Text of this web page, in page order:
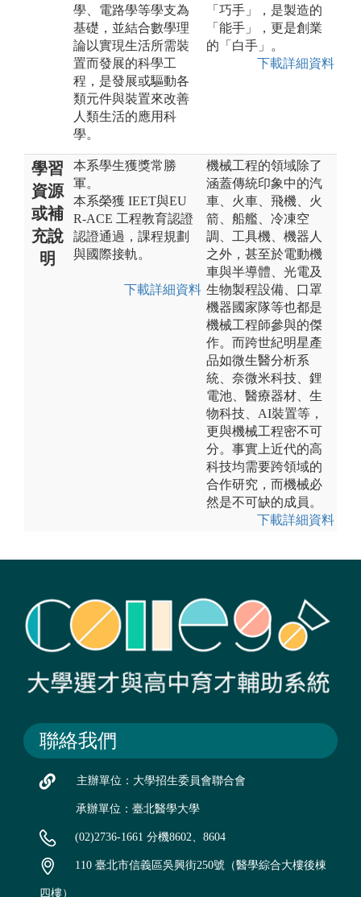
學、電路學等學支為
基礎，並結合數學理
論以實現生活所需裝
置而發展的科學工
程，是發展或驅動各
類元件與裝置來改善
人類生活的應用科
學。
「巧手」，是製造的
「能手」，更是創業
的「白手」。
下載詳細資料
學習
資源
或補
充說
明
本系學生獲獎常勝
軍。
本系榮獲 IEET與EU
R‑ACE 工程教育認證
認證通過，課程規劃
與國際接軌。
下載詳細資料
機械工程的領域除了
涵蓋傳統印象中的汽
車、火車、飛機、火
箭、船艦、冷凍空
調、工具機、機器人
之外，甚至於電動機
車與半導體、光電及
生物製程設備、口罩
機器國家隊等也都是
機械工程師參與的傑
作。而跨世紀明星產
品如微生醫分析系
統、奈微米科技、鋰
電池、醫療器材、生
物科技、AI裝置等，
更與機械工程密不可
分。事實上近代的高
科技均需要跨領域的
合作研究，而機械必
然是不可缺的成員。
下載詳細資料
聯絡我們
主辦單位：大學招生委員會聯合會
承辦單位：臺北醫學大學
(02)2736-1661 分機8602、8604
110 臺北市信義區吳興街250號（醫學綜合大樓後棟
四樓）